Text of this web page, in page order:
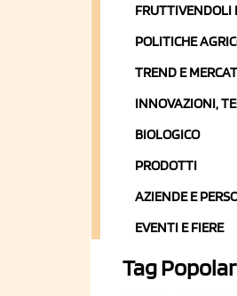
FRUTTIVENDOLI
POLITICHE
TREND E
INNOVAZIONI,
BIOLOGICO
PRODOTTI
AZIENDE E
EVENTI E FIERE
Tag